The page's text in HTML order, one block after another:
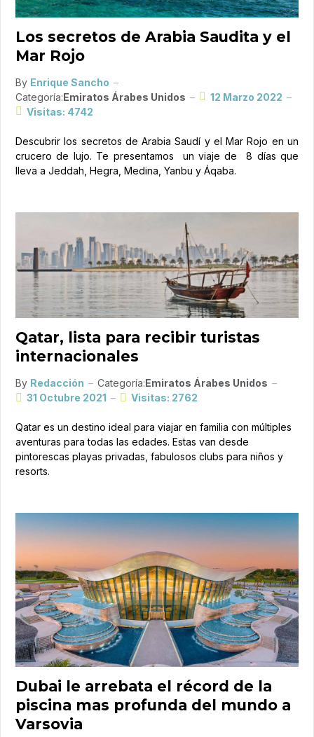
Los secretos de Arabia Saudita y el
Mar Rojo
By Enrique Sancho
Categoría:Emiratos Árabes Unidos
12 Marzo 2022
Visitas: 4742
Descubrir los secretos de Arabia Saudí y el Mar Rojo en un
crucero de lujo. Te presentamos un viaje de 8 días que
lleva a Jeddah, Hegra, Medina, Yanbu y Áqaba.
Qatar, lista para recibir turistas
internacionales
By Redacción Categoría:Emiratos Árabes Unidos
31 Octubre 2021
Visitas: 2762
Qatar es un destino ideal para viajar en familia con múltiples
aventuras para todas las edades. Estas van desde
pintorescas playas privadas, fabulosos clubs para niños y
resorts.
Dubai le arrebata el récord de la
piscina mas profunda del mundo a
Varsovia